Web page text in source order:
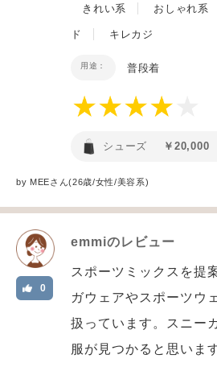
きれい系 おしゃれ系
ド キレカジ
用途： 普段着
シューズ ￥20,000
by MEEさん(26歳/女性/美容系)
emmiのレビュー
0
スポーツミックスを提
ガウェアやスポーツウ
扱っています。スニー
服が見つかると思いま